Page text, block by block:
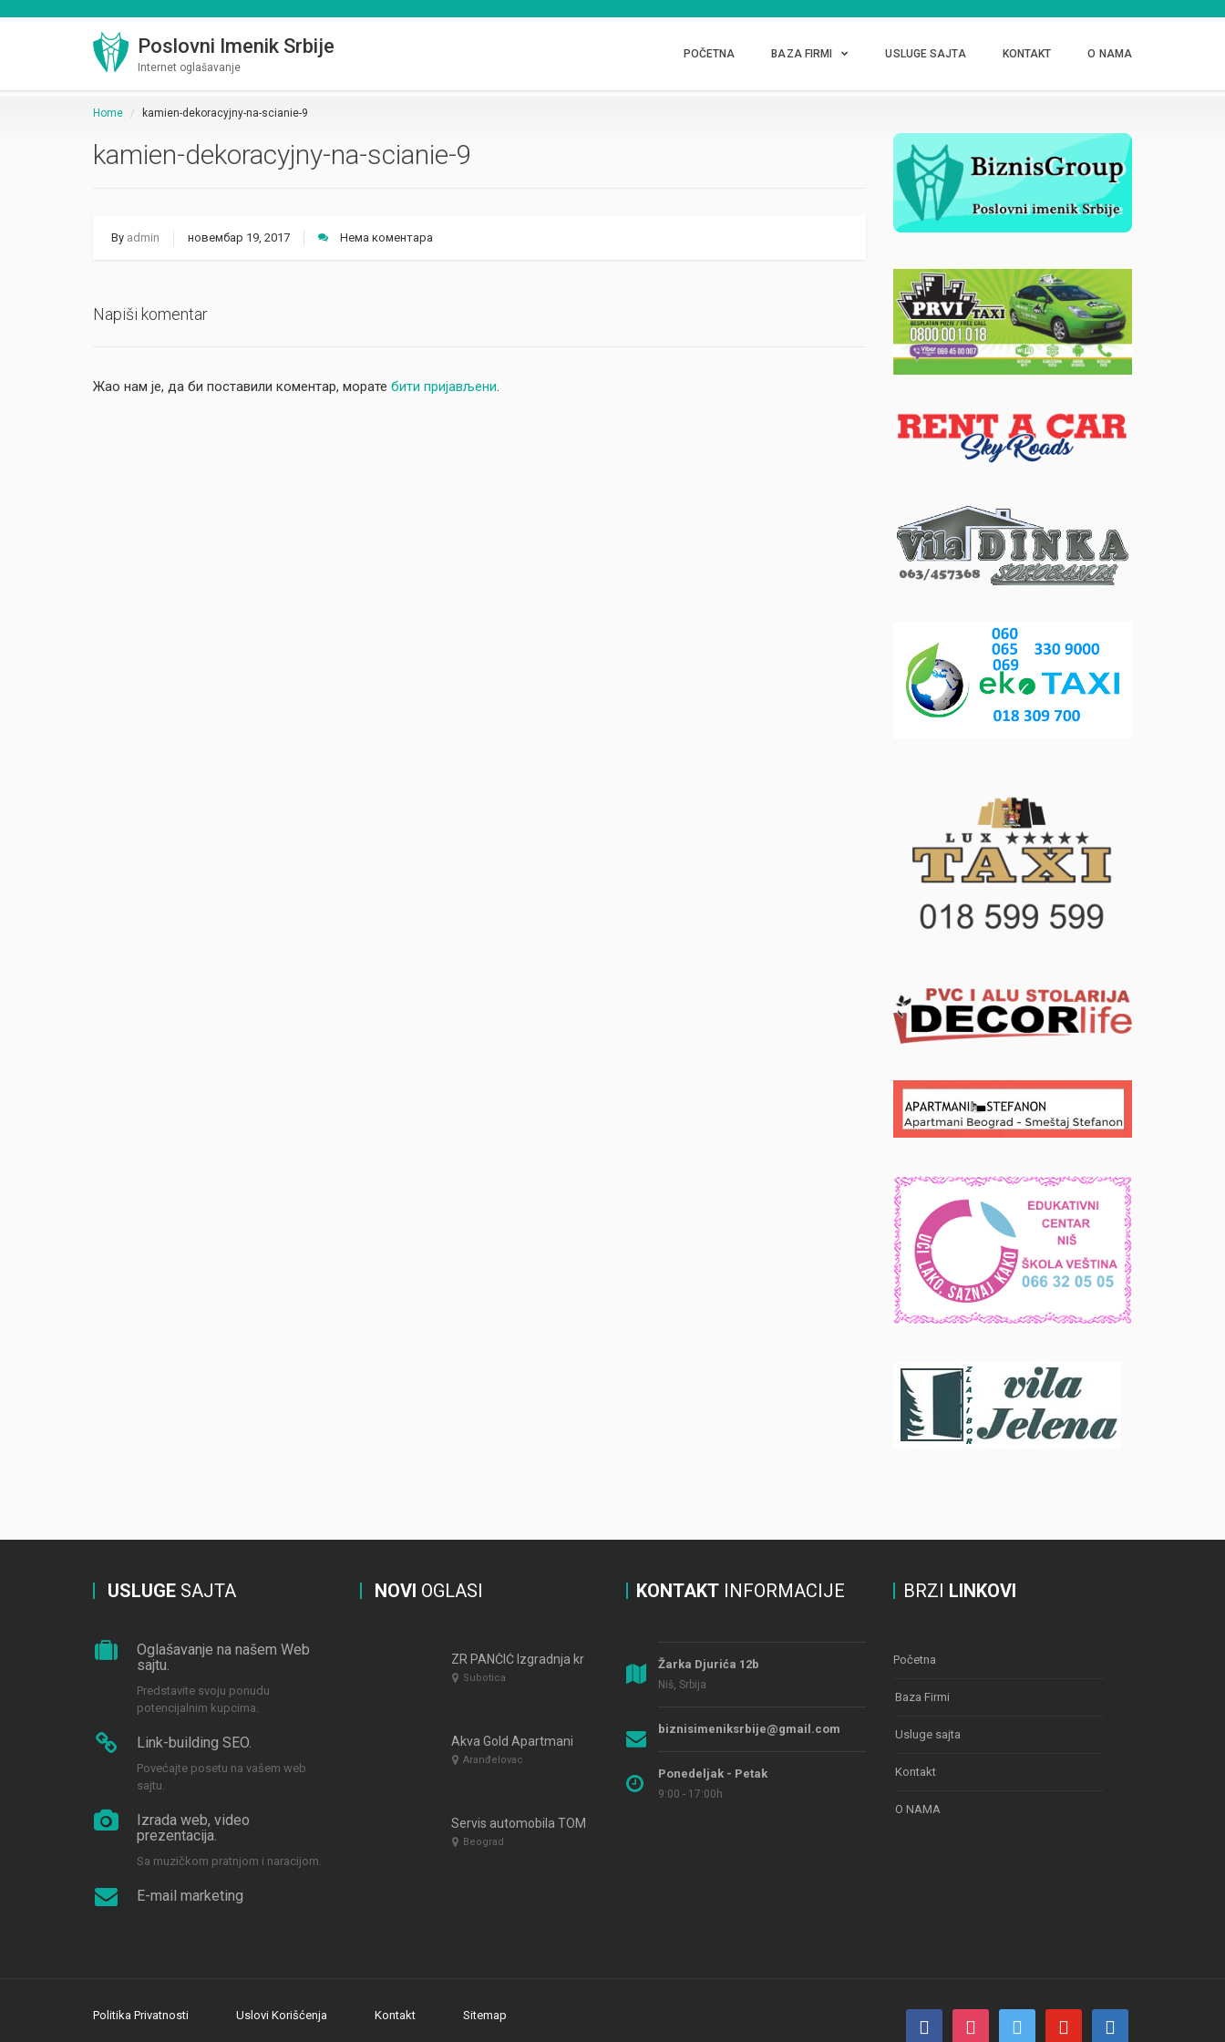
Poslovni Imenik Srbije
Internet oglašavanje
POČETNA BAZA FIRMI USLUGE SAJTA KONTAKT O NAMA
Home kamien-dekoracyjny-na-scianie-9
kamien-dekoracyjny-na-scianie-9
By admin новембар 19, 2017 Нема коментара
Napiši komentar
Жао нам је, да би поставили коментар, морате бити пријављени.
USLUGE SAJTA
Oglašavanje na našem Web
sajtu.
Predstavite svoju ponudu
potencijalnim kupcima.
Link-building SEO.
Povećajte posetu na vašem web
sajtu.
Izrada web, video
prezentacija.
Sa muzičkom pratnjom i naracijom.
E-mail marketing
NOVI OGLASI
ZR PANČIĆ Izgradnja krovnih konstrukcija i ukrasnih terasa
Subotica
Akva Gold Apartmani
Aranđelovac
Beograd
KONTAKT INFORMACIJE
Žarka Djurića 12b
Niš, Srbija
biznisimeniksrbije@gmail.com
Ponedeljak - Petak
9:00 - 17:00h
BRZI LINKOVI
Početna
Baza Firmi
Usluge sajta
Kontakt
O NAMA
Politika Privatnosti Uslovi Korišćenja Kontakt Sitemap